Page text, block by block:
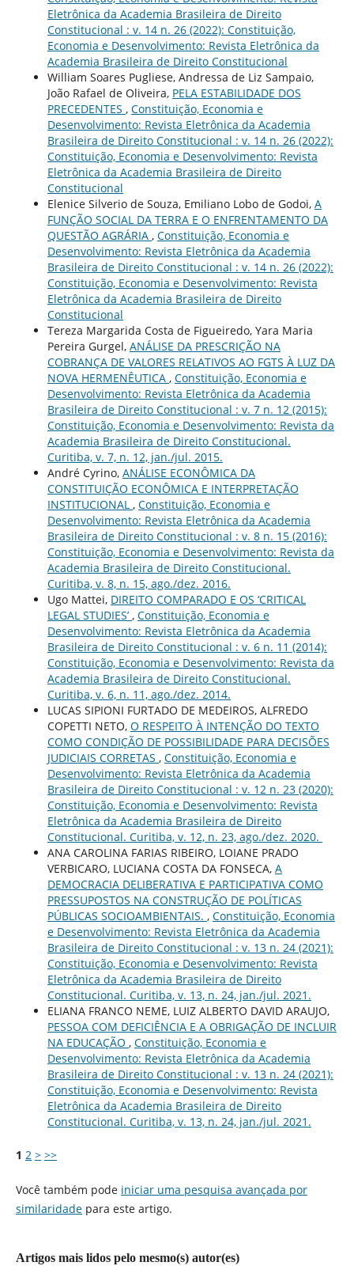
Eletrônica da Academia Brasileira de Direito
Constitucional : v. 14 n. 26 (2022): Constituição,
Economia e Desenvolvimento: Revista Eletrônica da
Academia Brasileira de Direito Constitucional
William Soares Pugliese, Andressa de Liz Sampaio,
João Rafael de Oliveira, PELA ESTABILIDADE DOS
PRECEDENTES , Constituição, Economia e
Desenvolvimento: Revista Eletrônica da Academia
Brasileira de Direito Constitucional : v. 14 n. 26 (2022):
Constituição, Economia e Desenvolvimento: Revista
Eletrônica da Academia Brasileira de Direito
Constitucional
Elenice Silverio de Souza, Emiliano Lobo de Godoi, A
FUNÇÃO SOCIAL DA TERRA E O ENFRENTAMENTO DA
QUESTÃO AGRÁRIA , Constituição, Economia e
Desenvolvimento: Revista Eletrônica da Academia
Brasileira de Direito Constitucional : v. 14 n. 26 (2022):
Constituição, Economia e Desenvolvimento: Revista
Eletrônica da Academia Brasileira de Direito
Constitucional
Tereza Margarida Costa de Figueiredo, Yara Maria
Pereira Gurgel, ANÁLISE DA PRESCRIÇÃO NA
COBRANÇA DE VALORES RELATIVOS AO FGTS À LUZ DA
NOVA HERMENÊUTICA , Constituição, Economia e
Desenvolvimento: Revista Eletrônica da Academia
Brasileira de Direito Constitucional : v. 7 n. 12 (2015):
Constituição, Economia e Desenvolvimento: Revista da
Academia Brasileira de Direito Constitucional.
Curitiba, v. 7, n. 12, jan./jul. 2015.
André Cyrino, ANÁLISE ECONÔMICA DA
CONSTITUIÇÃO ECONÔMICA E INTERPRETAÇÃO
INSTITUCIONAL , Constituição, Economia e
Desenvolvimento: Revista Eletrônica da Academia
Brasileira de Direito Constitucional : v. 8 n. 15 (2016):
Constituição, Economia e Desenvolvimento: Revista da
Academia Brasileira de Direito Constitucional.
Curitiba, v. 8, n. 15, ago./dez. 2016.
Ugo Mattei, DIREITO COMPARADO E OS ‘CRITICAL
LEGAL STUDIES’ , Constituição, Economia e
Desenvolvimento: Revista Eletrônica da Academia
Brasileira de Direito Constitucional : v. 6 n. 11 (2014):
Constituição, Economia e Desenvolvimento: Revista da
Academia Brasileira de Direito Constitucional.
Curitiba, v. 6, n. 11, ago./dez. 2014.
LUCAS SIPIONI FURTADO DE MEDEIROS, ALFREDO
COPETTI NETO, O RESPEITO À INTENÇÃO DO TEXTO
COMO CONDIÇÃO DE POSSIBILIDADE PARA DECISÕES
JUDICIAIS CORRETAS , Constituição, Economia e
Desenvolvimento: Revista Eletrônica da Academia
Brasileira de Direito Constitucional : v. 12 n. 23 (2020):
Constituição, Economia e Desenvolvimento: Revista
Eletrônica da Academia Brasileira de Direito
Constitucional. Curitiba, v. 12, n. 23, ago./dez. 2020.
ANA CAROLINA FARIAS RIBEIRO, LOIANE PRADO
VERBICARO, LUCIANA COSTA DA FONSECA, A
DEMOCRACIA DELIBERATIVA E PARTICIPATIVA COMO
PRESSUPOSTOS NA CONSTRUÇÃO DE POLÍTICAS
PÚBLICAS SOCIOAMBIENTAIS. , Constituição, Economia
e Desenvolvimento: Revista Eletrônica da Academia
Brasileira de Direito Constitucional : v. 13 n. 24 (2021):
Constituição, Economia e Desenvolvimento: Revista
Eletrônica da Academia Brasileira de Direito
Constitucional. Curitiba, v. 13, n. 24, jan./jul. 2021.
ELIANA FRANCO NEME, LUIZ ALBERTO DAVID ARAUJO,
PESSOA COM DEFICIÊNCIA E A OBRIGAÇÃO DE INCLUIR
NA EDUCAÇÃO , Constituição, Economia e
Desenvolvimento: Revista Eletrônica da Academia
Brasileira de Direito Constitucional : v. 13 n. 24 (2021):
Constituição, Economia e Desenvolvimento: Revista
Eletrônica da Academia Brasileira de Direito
Constitucional. Curitiba, v. 13, n. 24, jan./jul. 2021.
1 2 > >>
Você também pode iniciar uma pesquisa avançada por
similaridadepara este artigo.
Artigos mais lidos pelo mesmo(s) autor(es)